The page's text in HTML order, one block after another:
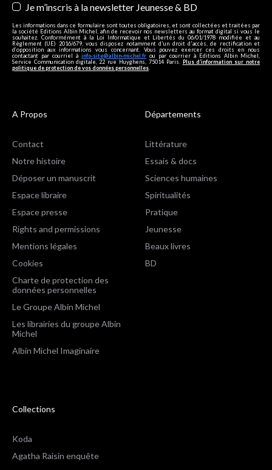
Je m’inscris à la newsletter Jeunesse & BD
Les informations dans ce formulaire sont toutes obligatoires, et sont collectées et traitées par
la société Editions Albin Michel, afin de recevoir nos newsletters au format digital si vous le
souhaitez. Conformément à la Loi Informatique et Libertés du 06/01/1978 modifiée et au
Règlement (UE) 2016/679, vous disposez notamment d'un droit d'accès, de rectification et
d’opposition aux informations vous concernant. Vous pouvez exercer ces droits en nous
contactant par courriel à info-site@albin-michel.fr ou par courrier à Editions Albin Michel,
Service Communication digitale, 22 rue Huyghens, 75014 Paris. Plus d’information sur notre
politique de protection de vos données personnelles
A Propos
Contact
Notre histoire
Déposer un manuscrit
Espace libraire
Espace presse
Rights and permissions
Mentions légales
Cookies
Charte de protection des
données personnelles
Le Groupe Albin Michel
Les librairies du groupe Albin
Michel
Albin Michel Imaginaire
Départements
Littérature
Essais & docs
Sciences humaines
Spiritualités
Pratique
Jeunesse
Beaux livres
BD
Collections
Koda
Agatha Raisin enquête